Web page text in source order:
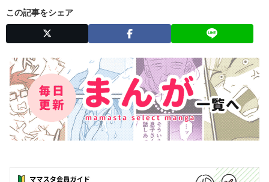
この記事をシェア